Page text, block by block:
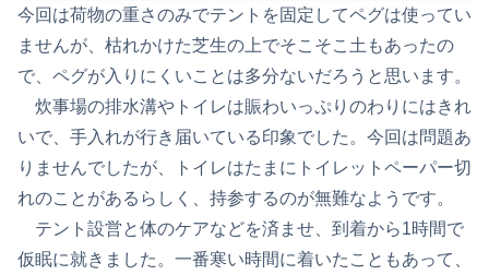
今回は荷物の重さのみでテントを固定してペグは使ってい
ませんが、枯れかけた芝生の上でそこそこ土もあったの
で、ペグが入りにくいことは多分ないだろうと思います。
炊事場の排水溝やトイレは賑わいっぷりのわりにはきれ
いで、手入れが行き届いている印象でした。今回は問題あ
りませんでしたが、トイレはたまにトイレットペーパー切
れのことがあるらしく、持参するのが無難なようです。
テント設営と体のケアなどを済ませ、到着から1時間で
仮眠に就きました。一番寒い時間に着いたこともあって、